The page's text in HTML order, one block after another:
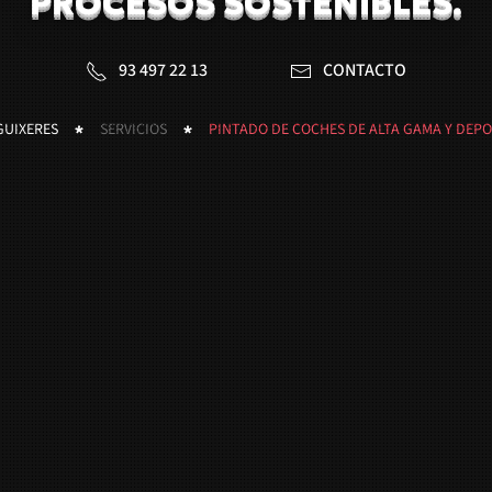
93 497 22 13 CONTACTO
SERVICIOS PINTADO DE COCHES DE ALTA GAMA Y